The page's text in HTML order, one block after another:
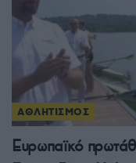
ΑΘΛΗΤΙΣΜΟΣ
Ευρωπαϊκό